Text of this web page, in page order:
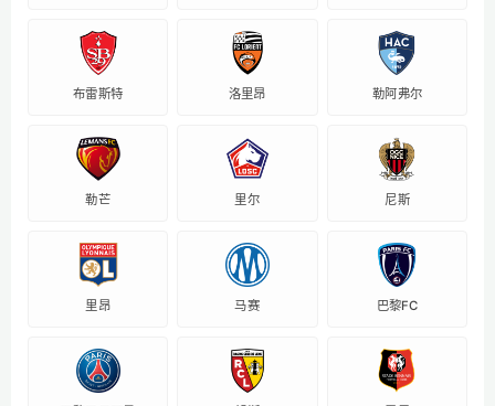
布雷斯特 洛里昂 勒阿弗尔
勒芒 里尔 尼斯
里昂 马赛 巴黎FC